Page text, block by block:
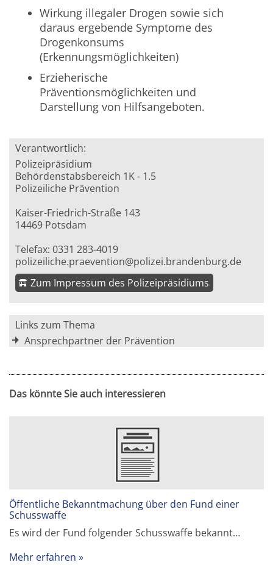
Wirkung illegaler Drogen sowie sich
daraus ergebende Symptome des
Drogenkonsums
(Erkennungsmöglichkeiten)
Erzieherische
Präventionsmöglichkeiten und
Darstellung von Hilfsangeboten.
Verantwortlich:
Polizeipräsidium
Behördenstabsbereich 1K - 1.5
Polizeiliche Prävention
Kaiser-Friedrich-Straße 143
14469 Potsdam
Telefax: 0331 283-4019
polizeiliche.praevention@polizei.brandenburg.de
Zum Impressum des Polizeipräsidiums
Links zum Thema
Ansprechpartner der Prävention
Das könnte Sie auch interessieren
Öffentliche Bekanntmachung über den Fund einer
Schusswaffe
Es wird der Fund folgender Schusswaffe bekannt…
Mehr erfahren